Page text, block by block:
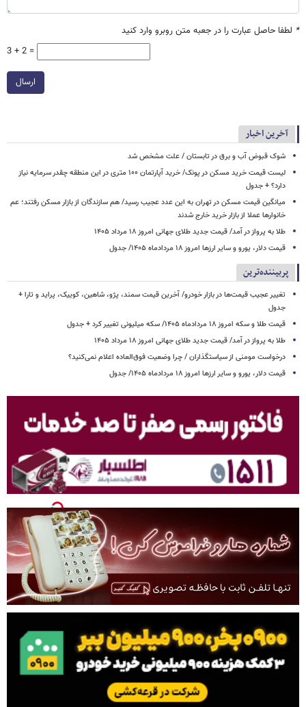
* لطفا حاصل عبارت را در جعبه متن روبرو وارد کنید
3 + 2 =
ارسال
آخرین اخبار
شوک قبوض آب و برق در تابستان / علت مشخص شد
لیست قیمت خرید مسکن در پونک/ خرید آپارتمان ۱۰۰ متری در این منطقه چقدر سرمایه نیاز
دارد؟ + جدول
میانگین قیمت مسکن در تهران به این عدد عجیب رسید/ هم سازندگان از بازار مسکن رفتند؛ عم
خانوارها عملا از بازار خرید خارج شدند
طلا به پرواز در آمد/ قیمت جدید طلای جهانی امروز ۱۸ مرداد ۱۴۰۵
قیمت دلار، یورو و سایر ارزها امروز ۱۸ مردادماه ۱۴۰۵/ جدول
پربیننده‌ترین
تغییر عجیب قیمت‌ها در بازار خودرو/ آخرین قیمت سمند، پژو، شاهین، کوییک، پراید و تارا +
جدول
قیمت طلا و سکه امروز ۱۸ مردادماه ۱۴۰۵/ سکه میلیونی تغییر کرد + جدول
طلا به پرواز در آمد/ قیمت جدید طلای جهانی امروز ۱۸ مرداد ۱۴۰۵
درخواست مومنی از سیاستگذاران / چرا وضعیت فوق‌العاده اعلام نمی‌کنید؟
قیمت دلار، یورو و سایر ارزها امروز ۱۸ مردادماه ۱۴۰۵/ جدول